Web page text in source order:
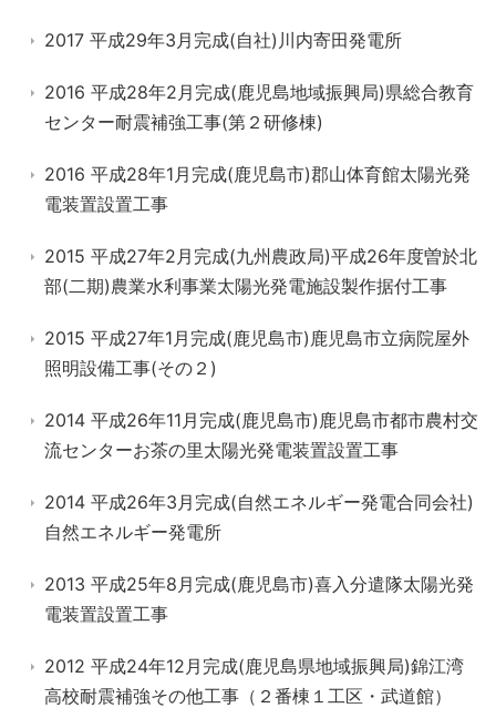
2017 平成29年3月完成(自社)川内寄田発電所
2016 平成28年2月完成(鹿児島地域振興局)県総合教育
センター耐震補強工事(第２研修棟)
2016 平成28年1月完成(鹿児島市)郡山体育館太陽光発
電装置設置工事
2015 平成27年2月完成(九州農政局)平成26年度曽於北
部(二期)農業水利事業太陽光発電施設製作据付工事
2015 平成27年1月完成(鹿児島市)鹿児島市立病院屋外
照明設備工事(その２)
2014 平成26年11月完成(鹿児島市)鹿児島市都市農村交
流センターお茶の里太陽光発電装置設置工事
2014 平成26年3月完成(自然エネルギー発電合同会社)
自然エネルギー発電所
2013 平成25年8月完成(鹿児島市)喜入分遣隊太陽光発
電装置設置工事
2012 平成24年12月完成(鹿児島県地域振興局)錦江湾
高校耐震補強その他工事（２番棟１工区・武道館）